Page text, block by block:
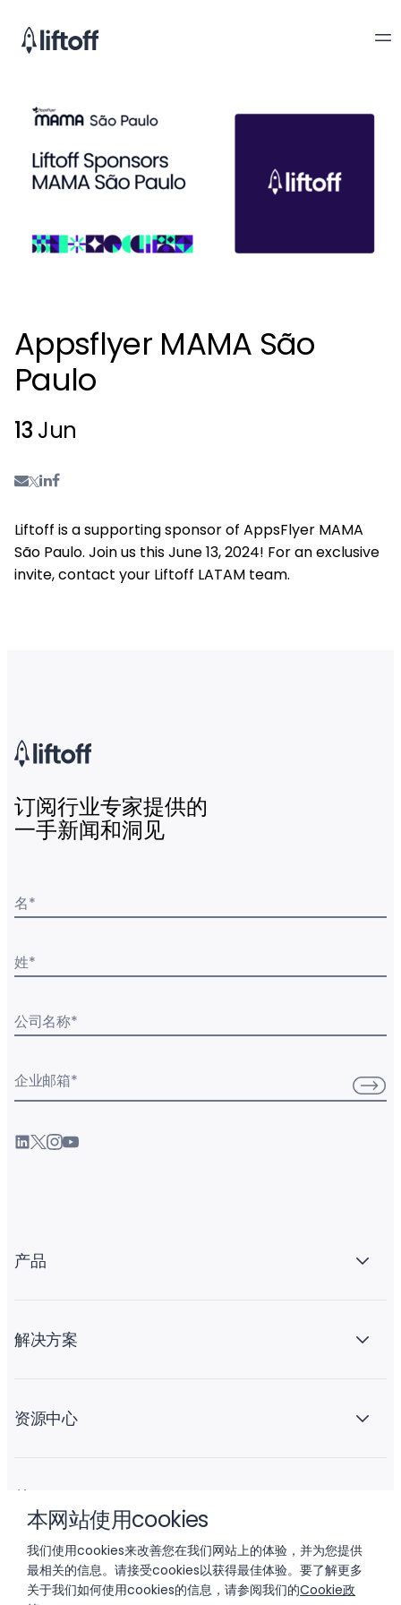
本网站使用cookies
我们使用cookies来改善您在我们网站上的体验，并为您提供
最相关的信息。请接受cookies以获得最佳体验。要了解更多
关于我们如何使用cookies的信息，请参阅我们的Cookie政
Appsflyer MAMA São
Paulo
13 Jun
Liftoff is a supporting sponsor of AppsFlyer MAMA
São Paulo. Join us this June 13, 2024! For an exclusive
invite, contact your Liftoff LATAM team.
订阅行业专家提供的
一手新闻和洞见
名*
姓*
公司名称*
企业邮箱*
产品
解决方案
资源中心
关于 Liftoff